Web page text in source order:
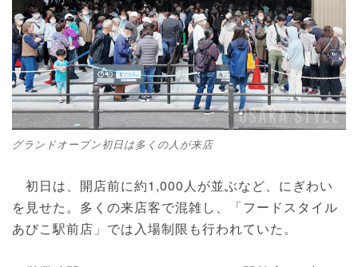
グランドオープン初日は多くの人が来店
初日は、開店前に約1,000人が並ぶなど、にぎわい
を見せた。多くの来店客で混雑し、「フードスタイル
あびこ駅前店」では入場制限も行われていた。